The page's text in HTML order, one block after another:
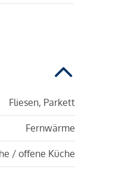
Fliesen, Parkett
Fernwärme
/ offene Küche